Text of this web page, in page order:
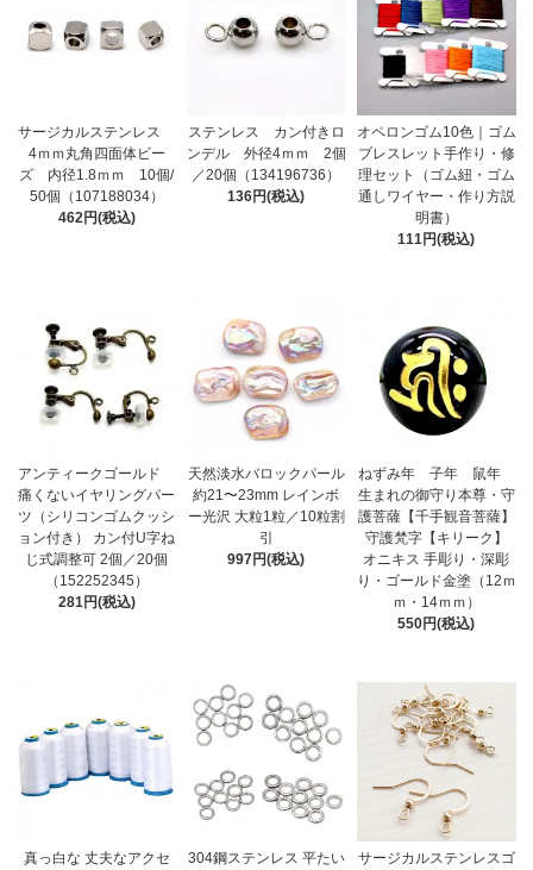
サージカルステンレス
4ｍｍ丸角四面体ビー
ズ 内径1.8ｍｍ 10個/
50個（107188034）
462円(税込)
ステンレス カン付きロ
ンデル 外径4ｍｍ 2個
／20個（134196736）
136円(税込)
オペロンゴム10色｜ゴム
ブレスレット手作り・修
理セット（ゴム紐・ゴム
通しワイヤー・作り方説
明書）
111円(税込)
アンティークゴールド
痛くないイヤリングパー
ツ（シリコンゴムクッシ
ョン付き） カン付U字ね
じ式調整可 2個／20個
（152252345）
281円(税込)
天然淡水バロックパール
約21〜23mm レインボ
ー光沢 大粒1粒／10粒割
引
997円(税込)
ねずみ年 子年 鼠年
生まれの御守り本尊・守
護菩薩【千手観音菩薩】
守護梵字【キリーク】
オニキス 手彫り・深彫
り・ゴールド金塗（12ｍ
ｍ・14ｍｍ）
550円(税込)
真っ白な 丈夫なアクセ 304鋼ステンレス 平たい サージカルステンレスゴ